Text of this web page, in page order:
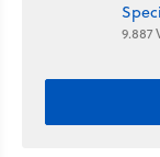
9.887